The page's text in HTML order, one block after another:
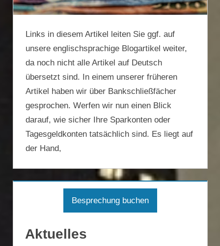
Links in diesem Artikel leiten Sie ggf. auf
unsere englischsprachige Blogartikel weiter,
da noch nicht alle Artikel auf Deutsch
übersetzt sind. In einem unserer früheren
Artikel haben wir über Bankschließfächer
gesprochen. Werfen wir nun einen Blick
darauf, wie sicher Ihre Sparkonten oder
Tagesgeldkonten tatsächlich sind. Es liegt auf
der Hand,
Besprechung buchen
Aktuelles